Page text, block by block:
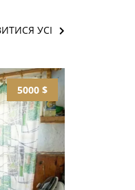
УСІ
5000 $